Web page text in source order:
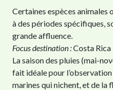
Certaines espèces animales
à des périodes spécifiques,
grande affluence.
Focus destination :Costa Rica
La saison des pluies (mai-
fait idéale pour
marines qui nichent, et de la